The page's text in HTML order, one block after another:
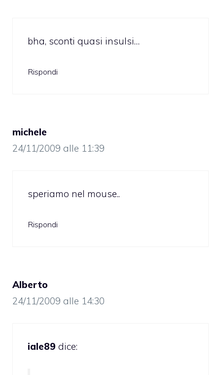
bha, sconti quasi insulsi…
Rispondi
michele
24/11/2009 alle 11:39
speriamo nel mouse..
Rispondi
Alberto
24/11/2009 alle 14:30
iale89 dice: